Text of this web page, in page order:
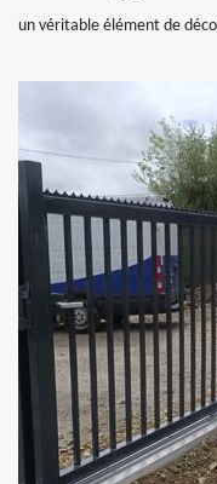
un véritable élément de